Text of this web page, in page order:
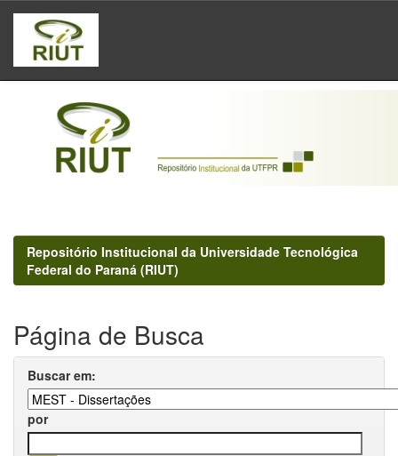
Skip
navigation
Repositório Institucional da Universidade Tecnológica
Federal do Paraná (RIUT)
Página de Busca
Buscar em:
por